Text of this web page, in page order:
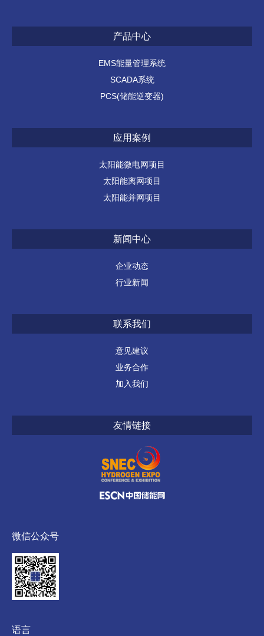
产品中心
EMS能量管理系统
SCADA系统
PCS(储能逆变器)
应用案例
太阳能微电网项目
太阳能离网项目
太阳能并网项目
新闻中心
企业动态
行业新闻
联系我们
意见建议
业务合作
加入我们
友情链接
微信公众号
语言